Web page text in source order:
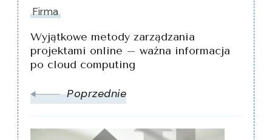
Firma
Wyjątkowe metody zarządzania
projektami online – ważna informacja
po cloud computing
Poprzednie